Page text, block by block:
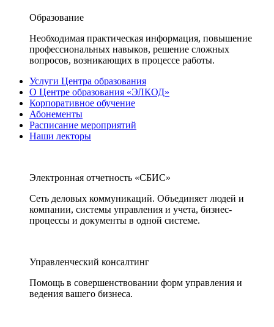
Образование
Необходимая практическая информация, повышение
профессиональных навыков, решение сложных
вопросов, возникающих в процессе работы.
Услуги Центра образования
О Центре образования «ЭЛКОД»
Корпоративное обучение
Абонементы
Расписание мероприятий
Наши лекторы
Электронная отчетность «СБИС»
Сеть деловых коммуникаций. Объединяет людей и
компании, системы управления и учета, бизнес-
процессы и документы в одной системе.
Управленческий консалтинг
Помощь в совершенствовании форм управления и
ведения вашего бизнеса.